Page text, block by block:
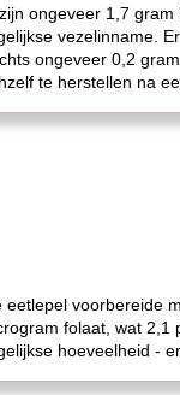
ongeveer 1,7
vezelinname.
ongeveer 0,2
te herstellen na
eetlepel voorbereide
folaat, wat 2,1
hoeveelheid -